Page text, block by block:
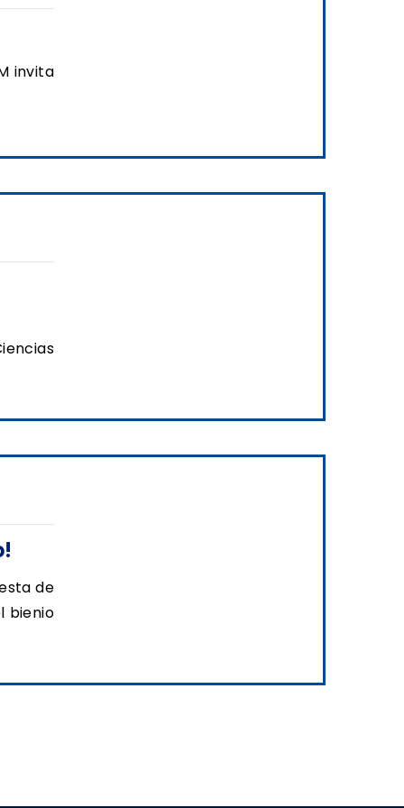
invita
de
bienio